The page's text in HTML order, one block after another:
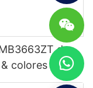
de
colores Precio